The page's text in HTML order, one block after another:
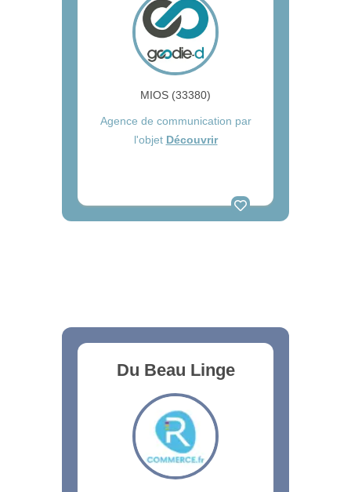
MIOS (33380)
Agence de communication par
l'objet Découvrir
Du Beau Linge